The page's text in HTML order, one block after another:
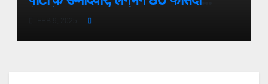
कैंडिडेट्स की जब्त हुई जमानत